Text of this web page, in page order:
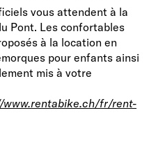
vous attendent à la
Pont. Les confortables
à la location en
pour enfants ainsi
mis à votre
www.rentabike.ch/fr/rent-